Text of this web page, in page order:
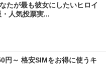
たが最も彼女にしたいヒロイ
人気投票実...
円～ 格安SIMをお得に使うキ